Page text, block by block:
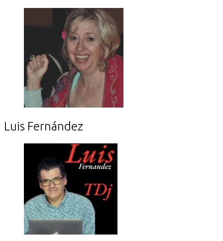
Luis Fernández